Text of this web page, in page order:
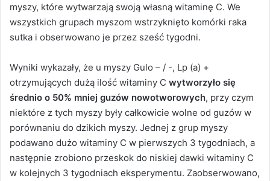
myszy, które wytwarzają swoją własną witaminę C. We
wszystkich grupach myszom wstrzyknięto komórki raka
sutka i obserwowano je przez sześć tygodni.
Wyniki wykazały, że u myszy Gulo – / -, Lp (a) +
otrzymujących dużą ilość witaminy C wytworzyło się
średnio o 50% mniej guzów nowotworowych, przy czym
niektóre z tych myszy były całkowicie wolne od guzów w
porównaniu do dzikich myszy. Jednej z grup myszy
podawano dużo witaminy C w pierwszych 3 tygodniach, a
następnie zrobiono przeskok do niskiej dawki witaminy C
w kolejnych 3 tygodniach eksperymentu. Zaobserwowano,